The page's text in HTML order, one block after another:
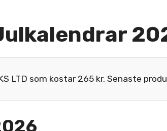
Julkalendrar
LTD som kostar 265 kr. Senaste